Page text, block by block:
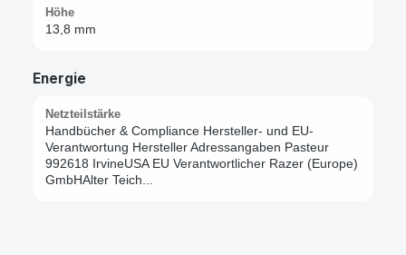
Höhe
13,8 mm
Energie
Netzteilstärke
Handbücher & Compliance Hersteller- und EU-
Verantwortung Hersteller Adressangaben Pasteur
992618 IrvineUSA EU Verantwortlicher Razer (Europe)
GmbHAlter Teich...